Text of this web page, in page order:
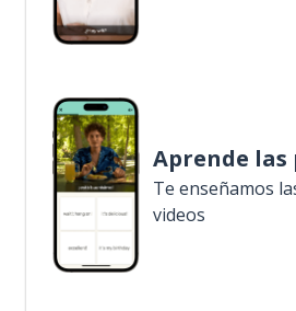
Aprende las
Te enseñamos
videos